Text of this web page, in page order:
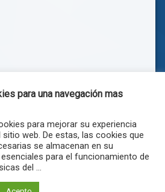
para una navegación mas
para mejorar su experiencia
web. De estas, las cookies que
se almacenan en su
para el funcionamiento de
del ...